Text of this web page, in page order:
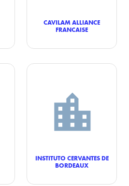
CAVILAM ALLIANCE
FRANCAISE
INSTITUTO CERVANTES DE
BORDEAUX